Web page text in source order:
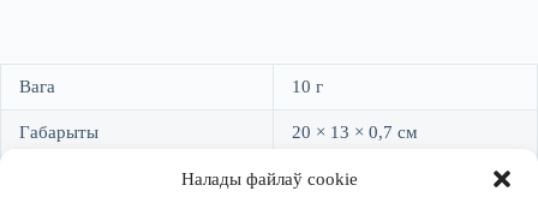
Налады файлаў cookie
Вага 10 г
Габарыты 20 × 13 × 0,7 см
Беларуская